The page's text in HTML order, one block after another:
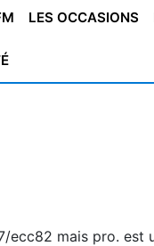
LES OCCASIONS
ecc82 mais pro. est